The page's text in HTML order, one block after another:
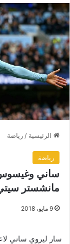
الرئيسية / رياضة
رياضة
ساني
مانشستر
9 مايو، 2018
سار ليروي ساني